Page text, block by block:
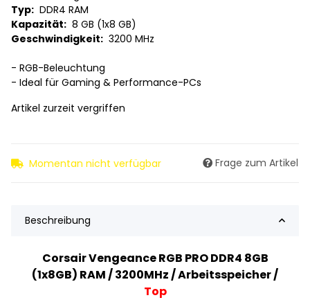
Typ: DDR4 RAM
Kapazität: 8 GB (1x8 GB)
Geschwindigkeit: 3200 MHz
- RGB-Beleuchtung
- Ideal für Gaming & Performance-PCs
Artikel zurzeit vergriffen
Momentan nicht verfügbar Frage zum Artikel
Beschreibung
Corsair Vengeance RGB PRO DDR4 8GB
(1x8GB) RAM / 3200MHz / Arbeitsspeicher /
Top